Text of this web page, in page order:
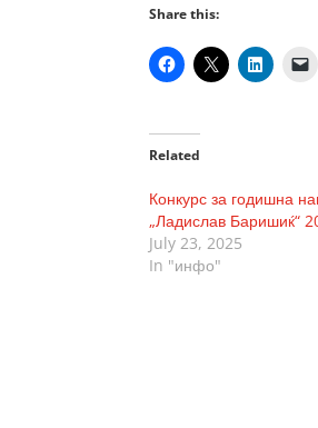
Share this:
Related
Конкурс за годишна
„Ладислав Баришиќ“
July 23, 2025
In "инфо"